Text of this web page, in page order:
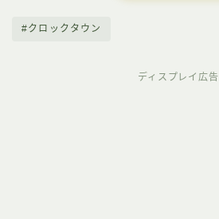
#クロックタウン
ディスプレイ広告